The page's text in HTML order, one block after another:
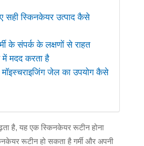
सही स्किनकेयर उत्पाद कैसे
के संपर्क के लक्षणों से राहत
मदद करता है
जेल का उपयोग कैसे
है, यह एक स्किनकेयर रूटीन होना
रूटीन हो सकता है गर्मी और अपनी